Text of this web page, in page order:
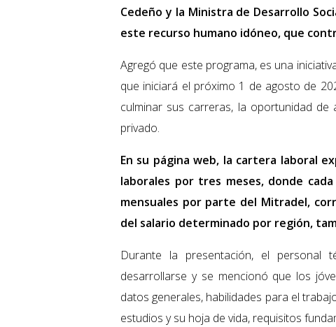
Cedeño y la Ministra de Desarrollo
este recurso humano idóneo, que
Agregó que este programa, es una
que iniciará el próximo 1 de agosto de
culminar sus carreras, la oportunidad
privado.
En su página web, la cartera laboral
laborales por tres meses, donde
mensuales por parte del Mitradel,
del salario determinado por región,
Durante la presentación, el personal
desarrollarse y se mencionó que los
datos generales, habilidades para el
estudios y su hoja de vida, requisitos